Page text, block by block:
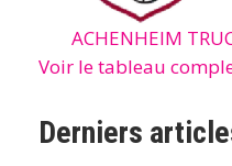
ACHENHEIM
Voir le tableau
Derniers